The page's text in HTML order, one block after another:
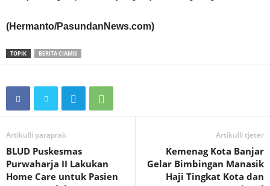
(Hermanto/PasundanNews.com)
TOPIK BERITA CIAMIS
Artikulli paraprak
BLUD Puskesmas
Purwaharja II Lakukan
Home Care untuk Pasien
Artikulli tjetër
Kemenag Kota Banjar
Gelar Bimbingan Manasik
Haji Tingkat Kota dan